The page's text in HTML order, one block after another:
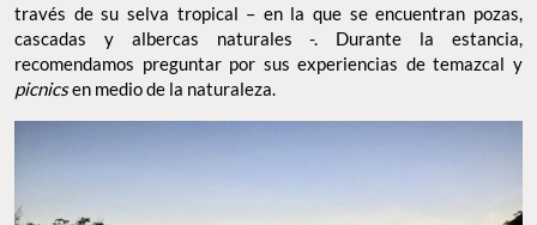
través de su selva tropical – en la que se encuentran pozas,
cascadas y albercas naturales -. Durante la estancia,
recomendamos preguntar por sus experiencias de temazcal y
picnicsen medio de la naturaleza.